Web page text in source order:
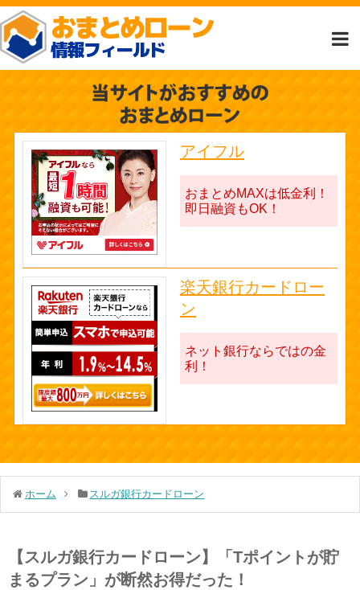
アイフル
おまとめMAXは低金利！
即日融資もOK！
楽天銀行カードロー
ン
ネット銀行ならではの金
利！
ホーム スルガ銀行カードローン
【スルガ銀行カードローン】「Tポイントが貯
まるプラン」が断然お得だった！